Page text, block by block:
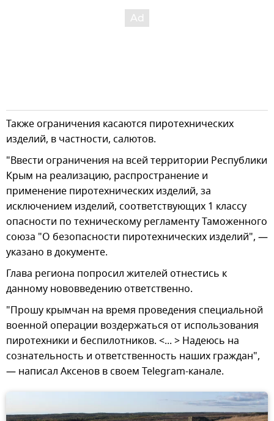
Также ограничения касаются пиротехнических
изделий, в частности, салютов.
"Ввести ограничения на всей территории Республики
Крым на реализацию, распространение и
применение пиротехнических изделий, за
исключением изделий, соответствующих 1 классу
опасности по техническому регламенту Таможенного
союза "О безопасности пиротехнических изделий", —
указано в документе.
Глава региона попросил жителей отнестись к
данному нововведению ответственно.
"Прошу крымчан на время проведения специальной
военной операции воздержаться от использования
пиротехники и беспилотников. <... > Надеюсь на
сознательность и ответственность наших граждан",
— написал Аксенов в своем Telegram-канале.